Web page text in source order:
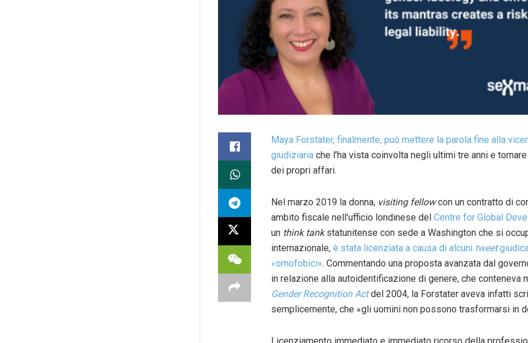
Maya Forstater, finalmente, può mettere la parola fine alla
giudiziaria che l’ha vista coinvolta negli ultimi tre anni e
dei propri affari.
Nel marzo 2019 la donna, visiting fellowcon un contratto di
ambito fiscale nell’ufficio londinese del Centre for Global
un think tankstatunitense con sede a Washington che si
internazionale, è stata licenziata a causa di alcuni tweet
«omofobici». Commentando una proposta avanzata dal
in relazione alla autoidentificazione di genere, che conteneva
Gender Recognition Actdel 2004, la Forstater aveva infatti
semplicemente, che «gli uomini non possono trasformarsi in
Licenziamento immediato e immediato ricorso della